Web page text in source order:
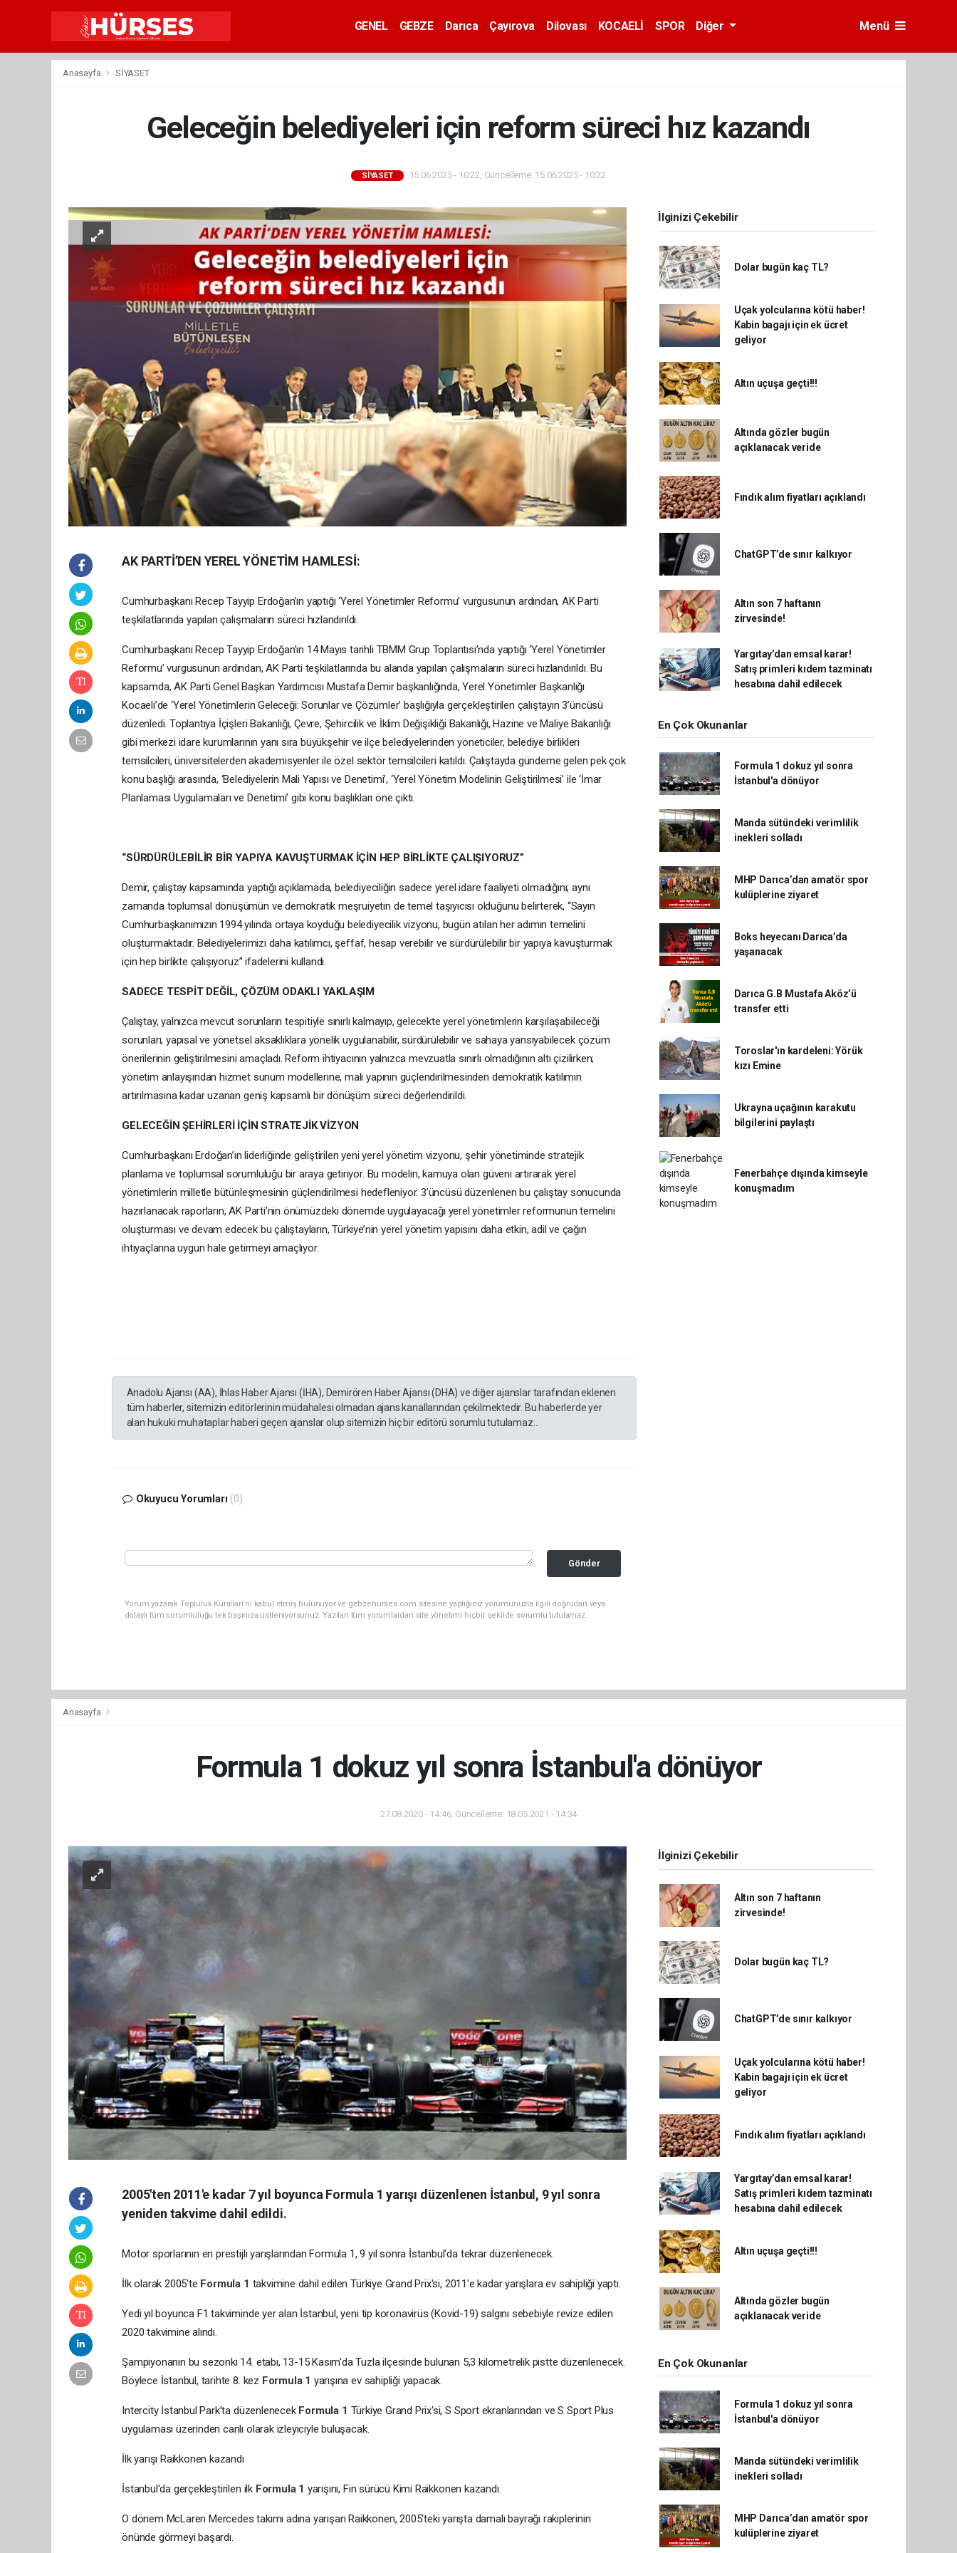
GENEL GEBZE Darıca Çayırova Dilovası KOCAELİ SPOR Diğer Menü
Anasayfa SİYASET
Geleceğin belediyeleri için reform süreci hız kazandı
SİYASET 15.06.2025 - 10:22, Güncelleme: 15.06.2025 - 10:22
AK PARTİ’DEN YEREL YÖNETİM HAMLESİ:
Cumhurbaşkanı Recep Tayyip Erdoğan’ın yaptığı ‘Yerel Yönetimler Reformu’ vurgusunun ardından, AK Parti
teşkilatlarında yapılan çalışmaların süreci hızlandırıldı.
Cumhurbaşkanı Recep Tayyip Erdoğan’ın 14 Mayıs tarihli TBMM Grup Toplantısı’nda yaptığı ‘Yerel Yönetimler
Reformu’ vurgusunun ardından, AK Parti teşkilatlarında bu alanda yapılan çalışmaların süreci hızlandırıldı. Bu
kapsamda, AK Parti Genel Başkan Yardımcısı Mustafa Demir başkanlığında, Yerel Yönetimler Başkanlığı
Kocaeli’de ‘Yerel Yönetimlerin Geleceği: Sorunlar ve Çözümler’ başlığıyla gerçekleştirilen çalıştayın 3’üncüsü
düzenledi. Toplantıya İçişleri Bakanlığı, Çevre, Şehircilik ve İklim Değişikliği Bakanlığı, Hazine ve Maliye Bakanlığı
gibi merkezi idare kurumlarının yanı sıra büyükşehir ve ilçe belediyelerinden yöneticiler, belediye birlikleri
temsilcileri, üniversitelerden akademisyenler ile özel sektör temsilcileri katıldı. Çalıştayda gündeme gelen pek çok
konu başlığı arasında, ‘Belediyelerin Mali Yapısı ve Denetimi’, ‘Yerel Yönetim Modelinin Geliştirilmesi’ ile ‘İmar
Planlaması Uygulamaları ve Denetimi’ gibi konu başlıkları öne çıktı.
“SÜRDÜRÜLEBİLİR BİR YAPIYA KAVUŞTURMAK İÇİN HEP BİRLİKTE ÇALIŞIYORUZ”
Demir, çalıştay kapsamında yaptığı açıklamada, belediyeciliğin sadece yerel idare faaliyeti olmadığını; aynı
zamanda toplumsal dönüşümün ve demokratik meşruiyetin de temel taşıyıcısı olduğunu belirterek, “Sayın
Cumhurbaşkanımızın 1994 yılında ortaya koyduğu belediyecilik vizyonu, bugün atılan her adımın temelini
oluşturmaktadır. Belediyelerimizi daha katılımcı, şeffaf, hesap verebilir ve sürdürülebilir bir yapıya kavuşturmak
için hep birlikte çalışıyoruz” ifadelerini kullandı.
SADECE TESPİT DEĞİL, ÇÖZÜM ODAKLI YAKLAŞIM
Çalıştay, yalnızca mevcut sorunların tespitiyle sınırlı kalmayıp, gelecekte yerel yönetimlerin karşılaşabileceği
sorunları, yapısal ve yönetsel aksaklıklara yönelik uygulanabilir, sürdürülebilir ve sahaya yansıyabilecek çözüm
önerilerinin geliştirilmesini amaçladı. Reform ihtiyacının yalnızca mevzuatla sınırlı olmadığının altı çizilirken;
yönetim anlayışından hizmet sunum modellerine, mali yapının güçlendirilmesinden demokratik katılımın
artırılmasına kadar uzanan geniş kapsamlı bir dönüşüm süreci değerlendirildi.
GELECEĞİN ŞEHİRLERİ İÇİN STRATEJİK VİZYON
Cumhurbaşkanı Erdoğan’ın liderliğinde geliştirilen yeni yerel yönetim vizyonu, şehir yönetiminde stratejik
planlama ve toplumsal sorumluluğu bir araya getiriyor. Bu modelin, kamuya olan güveni artırarak yerel
yönetimlerin milletle bütünleşmesinin güçlendirilmesi hedefleniyor. 3’üncüsü düzenlenen bu çalıştay sonucunda
hazırlanacak raporların, AK Parti’nin önümüzdeki dönemde uygulayacağı yerel yönetimler reformunun temelini
oluşturması ve devam edecek bu çalıştayların, Türkiye’nin yerel yönetim yapısını daha etkin, adil ve çağın
ihtiyaçlarına uygun hale getirmeyi amaçlıyor.
Anadolu Ajansı (AA), İhlas Haber Ajansı (İHA), Demirören Haber Ajansı (DHA) ve diğer ajanslar tarafından eklenen
tüm haberler, sitemizin editörlerinin müdahalesi olmadan ajans kanallarından çekilmektedir. Bu haberlerde yer
alan hukuki muhataplar haberi geçen ajanslar olup sitemizin hiç bir editörü sorumlu tutulamaz...
Okuyucu Yorumları (0)
Gönder
Yorum yazarak Topluluk Kuralları’nı kabul etmiş bulunuyor ve gebzehurses.com sitesine yaptığınız yorumunuzla ilgili doğrudan veya
dolaylı tüm sorumluluğu tek başınıza üstleniyorsunuz. Yazılan tüm yorumlardan site yönetimi hiçbir şekilde sorumlu tutulamaz.
İlginizi Çekebilir
Dolar bugün kaç TL?
Uçak yolcularına kötü haber!
Kabin bagajı için ek ücret
geliyor
Altın uçuşa geçti!!!
Altında gözler bugün
açıklanacak veride
Fındık alım fiyatları açıklandı
ChatGPT’de sınır kalkıyor
Altın son 7 haftanın
zirvesinde!
Yargıtay’dan emsal karar!
Satış primleri kıdem tazminatı
hesabına dahil edilecek
En Çok Okunanlar
Formula 1 dokuz yıl sonra
İstanbul'a dönüyor
Manda sütündeki verimlilik
inekleri solladı
MHP Darıca’dan amatör spor
kulüplerine ziyaret
Boks heyecanı Darıca’da
yaşanacak
Darıca G.B Mustafa Aköz’ü
transfer etti
Toroslar'ın kardeleni: Yörük
kızı Emine
Ukrayna uçağının karakutu
bilgilerini paylaştı
Fenerbahçe dışında kimseyle
konuşmadım
Anasayfa
Formula 1 dokuz yıl sonra İstanbul'a dönüyor
27.08.2020 - 14:46, Güncelleme: 18.05.2021 - 14:34
2005'ten 2011'e kadar 7 yıl boyunca Formula 1 yarışı düzenlenen İstanbul, 9 yıl sonra
yeniden takvime dahil edildi.
Motor sporlarının en prestijli yarışlarından Formula 1, 9 yıl sonra İstanbul'da tekrar düzenlenecek.
İlk olarak 2005'te Formula 1 takvimine dahil edilen Türkiye Grand Prix'si, 2011'e kadar yarışlara ev sahipliği yaptı.
Yedi yıl boyunca F1 takviminde yer alan İstanbul, yeni tip koronavirüs (Kovid-19) salgını sebebiyle revize edilen
2020 takvimine alındı.
Şampiyonanın bu sezonki 14. etabı, 13-15 Kasım'da Tuzla ilçesinde bulunan 5,3 kilometrelik pistte düzenlenecek.
Böylece İstanbul, tarihte 8. kez Formula 1 yarışına ev sahipliği yapacak.
Intercity İstanbul Park’ta düzenlenecek Formula 1 Türkiye Grand Prix'si, S Sport ekranlarından ve S Sport Plus
uygulaması üzerinden canlı olarak izleyiciyle buluşacak.
İlk yarışı Raikkonen kazandı
İstanbul'da gerçekleştirilen ilk Formula 1 yarışını, Fin sürücü Kimi Raikkonen kazandı.
O dönem McLaren Mercedes takımı adına yarışan Raikkonen, 2005'teki yarışta damalı bayrağı rakiplerinin
önünde görmeyi başardı.
İlginizi Çekebilir
Altın son 7 haftanın
zirvesinde!
Dolar bugün kaç TL?
ChatGPT’de sınır kalkıyor
Uçak yolcularına kötü haber!
Kabin bagajı için ek ücret
geliyor
Fındık alım fiyatları açıklandı
Yargıtay’dan emsal karar!
Satış primleri kıdem tazminatı
hesabına dahil edilecek
Altın uçuşa geçti!!!
Altında gözler bugün
açıklanacak veride
En Çok Okunanlar
Formula 1 dokuz yıl sonra
İstanbul'a dönüyor
Manda sütündeki verimlilik
inekleri solladı
MHP Darıca’dan amatör spor
kulüplerine ziyaret